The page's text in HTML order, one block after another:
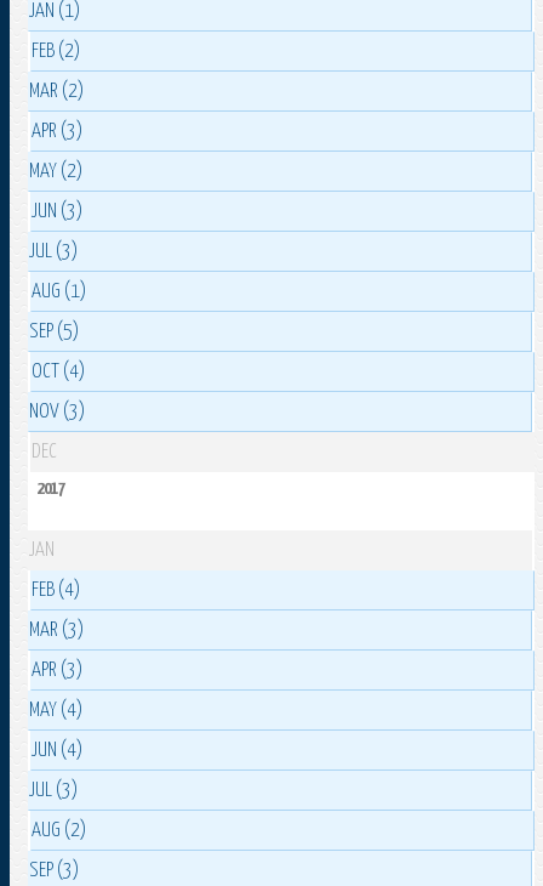
JAN (1)
FEB (2)
MAR (2)
APR (3)
MAY (2)
JUN (3)
JUL (3)
AUG (1)
SEP (5)
OCT (4)
NOV (3)
DEC
2017
JAN
FEB (4)
MAR (3)
APR (3)
MAY (4)
JUN (4)
JUL (3)
AUG (2)
SEP (3)